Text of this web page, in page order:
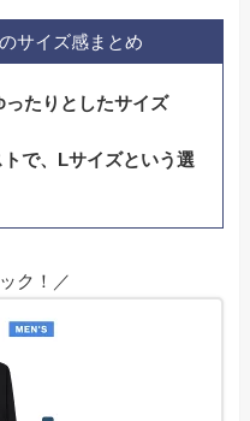
サイズ感まとめ
たりとしたサイズ
で、Lサイズという選
ク！／